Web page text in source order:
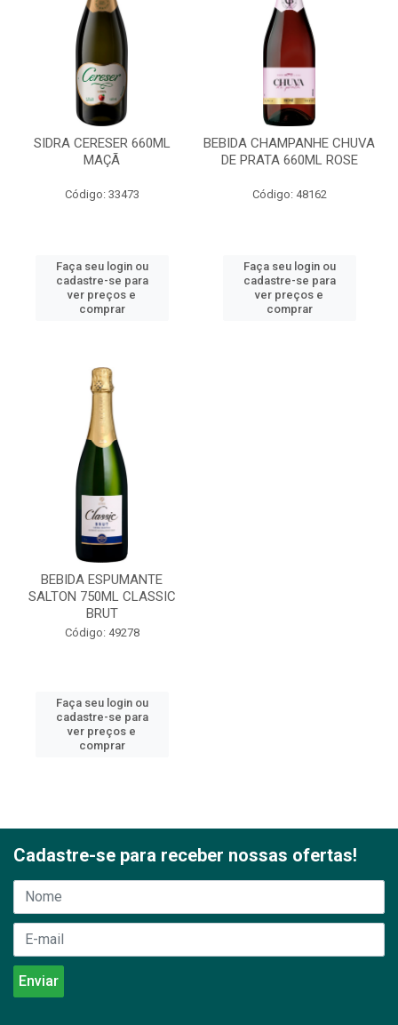
SIDRA CERESER 660ML
MAÇÃ
Código: 33473
Faça seu login ou
cadastre-se para
ver preços e
comprar
BEBIDA CHAMPANHE CHUVA
DE PRATA 660ML ROSE
Código: 48162
Faça seu login ou
cadastre-se para
ver preços e
comprar
BEBIDA ESPUMANTE
SALTON 750ML CLASSIC
BRUT
Código: 49278
Faça seu login ou
cadastre-se para
ver preços e
comprar
Cadastre-se para receber nossas ofertas!